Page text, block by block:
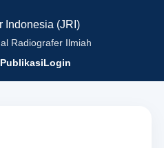
Indonesia (JRI)
Radiografer Ilmiah
PublikasiLogin